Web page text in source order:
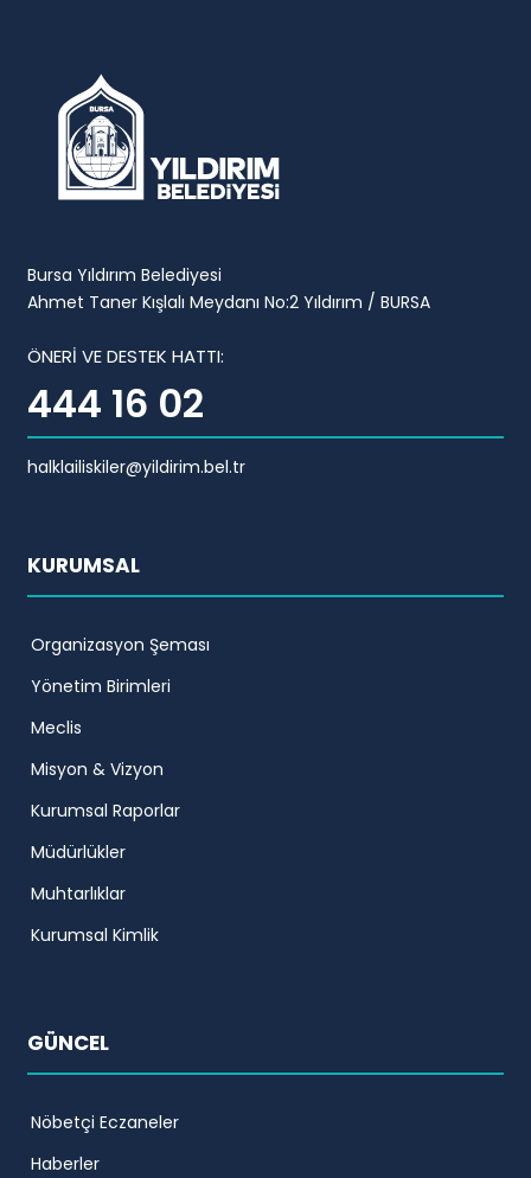
Bursa Yıldırım Belediyesi
Ahmet Taner Kışlalı Meydanı No:2 Yıldırım / BURSA
ÖNERİ VE DESTEK HATTI:
444 16 02
halklailiskiler@yildirim.bel.tr
KURUMSAL
Organizasyon Şeması
Yönetim Birimleri
Meclis
Misyon & Vizyon
Kurumsal Raporlar
Müdürlükler
Muhtarlıklar
Kurumsal Kimlik
GÜNCEL
Nöbetçi Eczaneler
Haberler